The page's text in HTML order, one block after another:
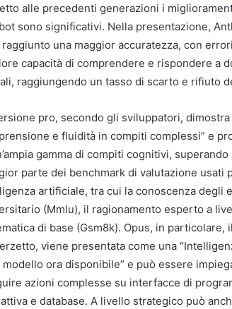
alle precedenti generazioni i
sono significativi. Nella presentazione,
una maggior accuratezza, con
capacità di comprendere e rispondere a
raggiungendo un tasso di scarto e rifiuto
pro, secondo gli sviluppatori,
e fluidità in compiti complessi” e
gamma di compiti cognitivi,
parte dei benchmark di valutazione usati
artificiale, tra cui la conoscenza degli
(Mmlu), il ragionamento esperto a
di base (Gsm8k). Opus, in
viene presentata come una
ora disponibile” e può essere
azioni complesse su interfacce di
e database. A livello strategico può